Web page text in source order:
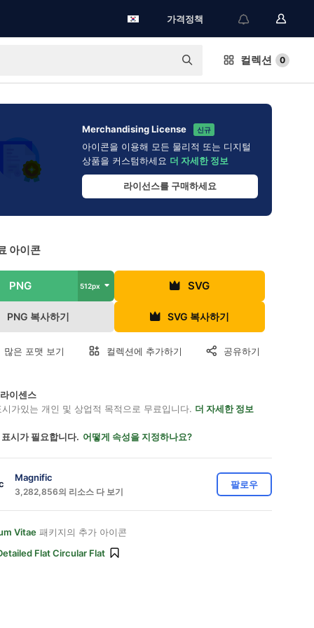
가격정책
컬렉션 0
Merchandising License 신규
아이콘을 이용해 모든 물리적 또는 디지털
상품을 커스텀하세요 더 자세한 정보
라이선스를 구매하세요
아이콘
PNG 512px SVG
PNG 복사하기 SVG 복사하기
많은 포맷 보기 컬렉션에 추가하기 공유하기
이센스
가있는 개인 및 상업적 목적으로 무료입니다. 더 자세한 정보
시가 필요합니다. 어떻게 속성을 지정하나요?
Magnific
3,282,856의 리소스 다 보기
팔로우
Vitae 패키지의 추가 아이콘
Flat Circular Flat